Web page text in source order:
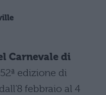
Carnevale di
edizione di
febbraio al 4